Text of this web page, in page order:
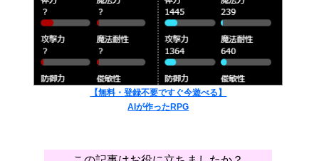
【無料・登録不要ですぐ今遊べる】
AIが作ったRPG